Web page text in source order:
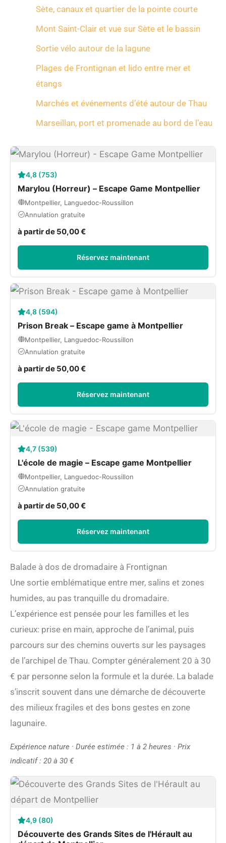
Sète, canaux et quartier de la pointe courte
Mont Saint-Clair et vue sur Sète et le bassin
Sortie vélo autour de la lagune
Plages de Frontignan et lido entre mer et
étangs
Marchés et événements d’été autour de Thau
Marseillan, port et promenade au bord de l’eau
4,8 (753)
Marylou (Horreur) – Escape Game Montpellier
Montpellier, Languedoc-Roussillon
Annulation gratuite
à partir de 50,00 €
Réservez maintenant
4,8 (594)
Prison Break – Escape game à Montpellier
Montpellier, Languedoc-Roussillon
Annulation gratuite
à partir de 50,00 €
Réservez maintenant
4,7 (539)
L'école de magie – Escape game Montpellier
Montpellier, Languedoc-Roussillon
Annulation gratuite
à partir de 50,00 €
Réservez maintenant
Balade à dos de dromadaire à Frontignan
Une sortie emblématique entre mer, salins et zones
humides, au pas tranquille du dromadaire.
L’expérience est pensée pour les familles et les
curieux: prise en main, approche de l’animal, puis
parcours sur des chemins ouverts sur les paysages
de l’archipel de Thau. Compter généralement 20 à 30
€ par personne selon la formule et la durée. La balade
s’inscrit souvent dans une démarche de découverte
des milieux fragiles et des bons gestes en zone
lagunaire.
Expérience nature · Durée estimée : 1 à 2 heures · Prix
indicatif : 20 à 30 €
4,9 (80)
Découverte des Grands Sites de l'Hérault au